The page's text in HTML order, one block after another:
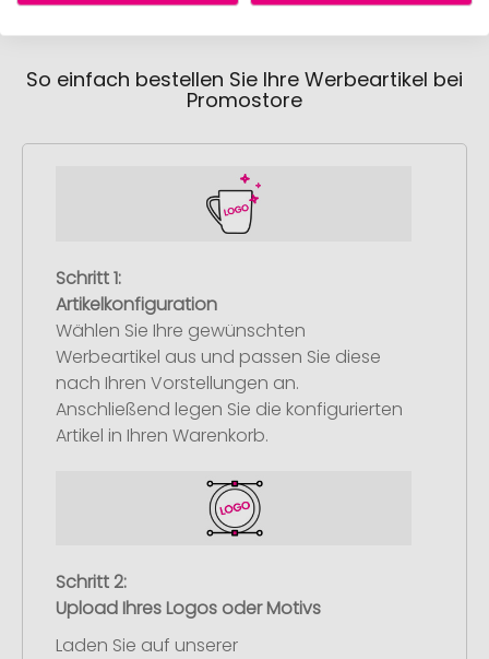
So einfach bestellen Sie Ihre Werbeartikel bei
Promostore
Schritt 1:
Artikelkonfiguration
Wählen Sie Ihre gewünschten
Werbeartikel aus und passen Sie diese
nach Ihren Vorstellungen an.
Anschließend legen Sie die konfigurierten
Artikel in Ihren Warenkorb.
Schritt 2:
Upload Ihres Logos oder Motivs
Laden Sie auf unserer